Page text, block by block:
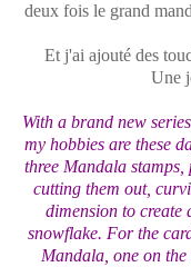
deux fois le grand
Et j'ai ajouté des
Une
With a brand new
my hobbies are these
three Mandala
cutting them out,
dimension to create
snowflake. For the
Mandala, one on